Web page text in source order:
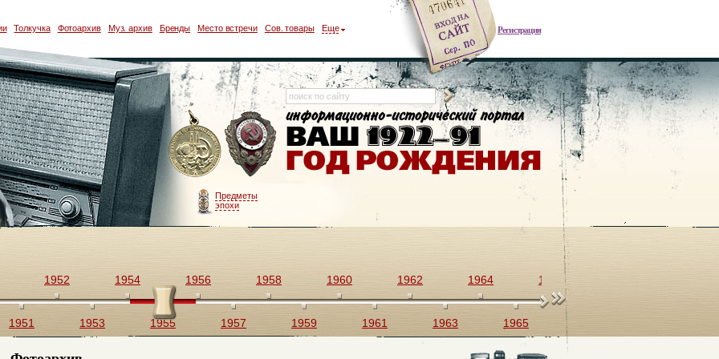
Регистрация
Толкучка Фотоархив Муз. архив Бренды Место встречи Сов. товары Еще
Предметы
эпохи
1951
1952
1953
1954
1955
1956
1957
1958
1959
1960
1961
1962
1963
1964
1965
1966